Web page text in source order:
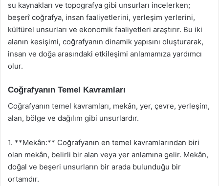
su kaynakları ve topografya gibi unsurları incelerken;
beşerî coğrafya, insan faaliyetlerini, yerleşim yerlerini,
kültürel unsurları ve ekonomik faaliyetleri araştırır. Bu iki
alanın kesişimi, coğrafyanın dinamik yapısını oluşturarak,
insan ve doğa arasındaki etkileşimi anlamamıza yardımcı
olur.
Coğrafyanın Temel Kavramları
Coğrafyanın temel kavramları, mekân, yer, çevre, yerleşim,
alan, bölge ve dağılım gibi unsurlardır.
1. **Mekân:** Coğrafyanın en temel kavramlarından biri
olan mekân, belirli bir alan veya yer anlamına gelir. Mekân,
doğal ve beşeri unsurların bir arada bulunduğu bir
ortamdır.